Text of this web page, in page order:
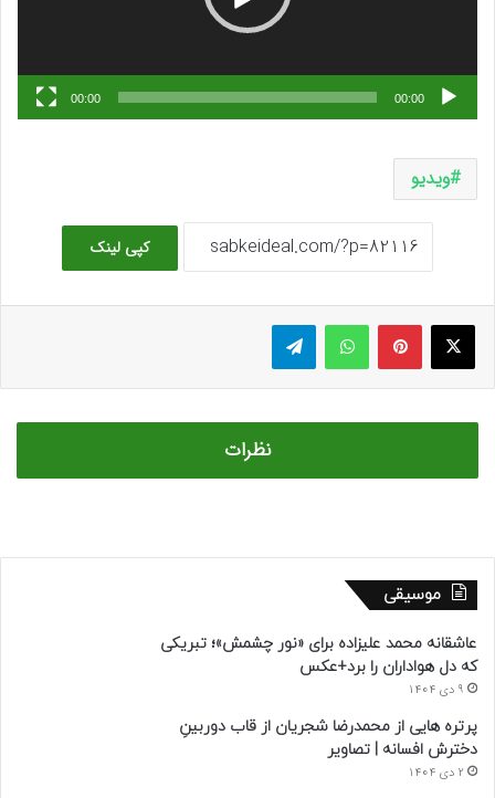
00:00
00:00
ویدیو
کپی لینک
ایکس پینتریستواتس آپ تلگرام
نظرات
موسیقی
عاشقانه محمد علیزاده برای «نور چشمش»؛ تبریکی
که دل هواداران را برد+عکس
9 دی 1404
پرتره هایی از محمدرضا شجریان از قاب دوربینِ
دخترش افسانه | تصاویر
2 دی 1404